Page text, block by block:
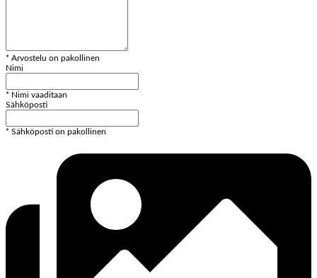
* Arvostelu on pakollinen
Nimi
* Nimi vaaditaan
Sähköposti
* Sähköposti on pakollinen